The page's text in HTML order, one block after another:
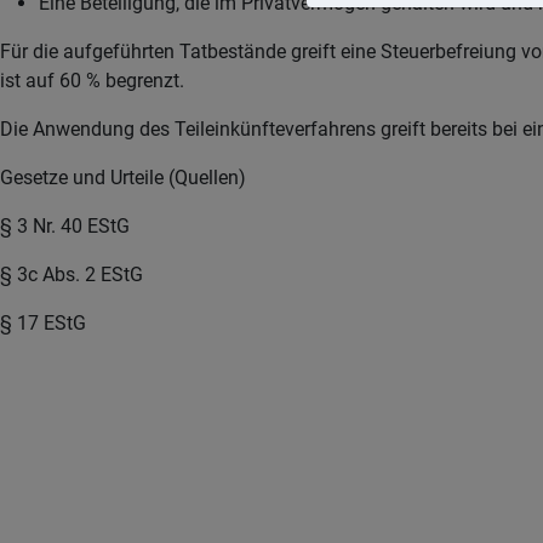
Für die aufgeführten Tatbestände greift eine Steuerbefreiung
ist auf 60 % begrenzt.
Die Anwendung des Teileinkünfteverfahrens greift bereits bei
Gesetze und Urteile (Quellen)
§ 3 Nr. 40 EStG
§ 3c Abs. 2 EStG
§ 17 EStG